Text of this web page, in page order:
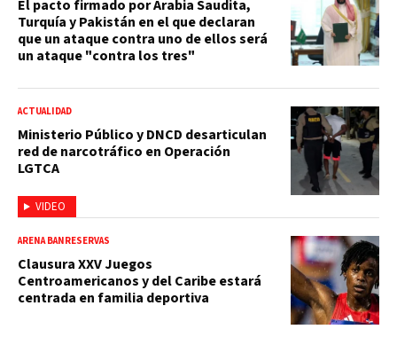
El pacto firmado por Arabia Saudita,
Turquía y Pakistán en el que declaran
que un ataque contra uno de ellos será
un ataque "contra los tres"
VIDEO
ACTUALIDAD
Ministerio Público y DNCD desarticulan
red de narcotráfico en Operación
LGTCA
ARENA BANRESERVAS
Clausura XXV Juegos
Centroamericanos y del Caribe estará
centrada en familia deportiva